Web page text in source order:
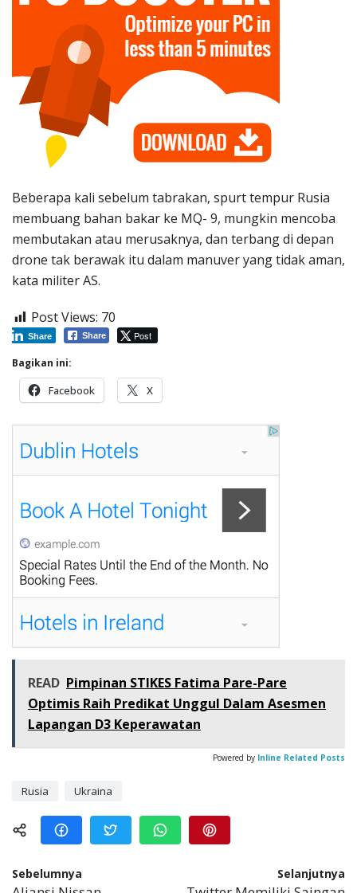
Beberapa kali sebelum tabrakan, spurt tempur Rusia
membuang bahan bakar ke MQ- 9, mungkin mencoba
membutakan atau merusaknya, dan terbang di depan
drone tak berawak itu dalam manuver yang tidak aman,
kata militer AS.
Post Views: 70
Share Post
Share
Bagikan ini:
Facebook X
READ Pimpinan STIKES Fatima Pare-Pare
Optimis Raih Predikat Unggul Dalam Asesmen
Lapangan D3 Keperawatan
Powered by Inline Related Posts
Rusia Ukraina
Sebelumnya Selanjutnya